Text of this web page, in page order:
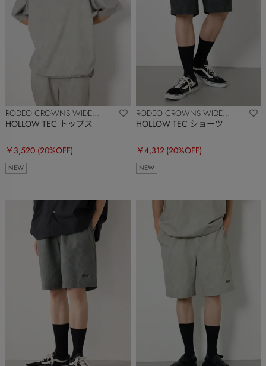
RODEO CROWNS WIDE
BOWL
HOLLOW TEC トップス
￥3,520 (20%OFF)
NEW
RODEO CROWNS WIDE
BOWL
HOLLOW TEC ショーツ
￥4,312 (20%OFF)
NEW